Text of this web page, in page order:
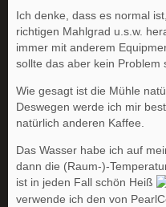
Ich denke, dass es normal
richtigen Mahlgrad u.s.w.
immer mit anderem
sollte das aber kein Problem
Wie gesagt ist die Mühle
Deswegen werde ich mir
natürlich anderen Kaffee.
Das Wasser habe ich auf
dann die (Raum-)-
ist in jeden Fall schön Heiß
verwende ich den von